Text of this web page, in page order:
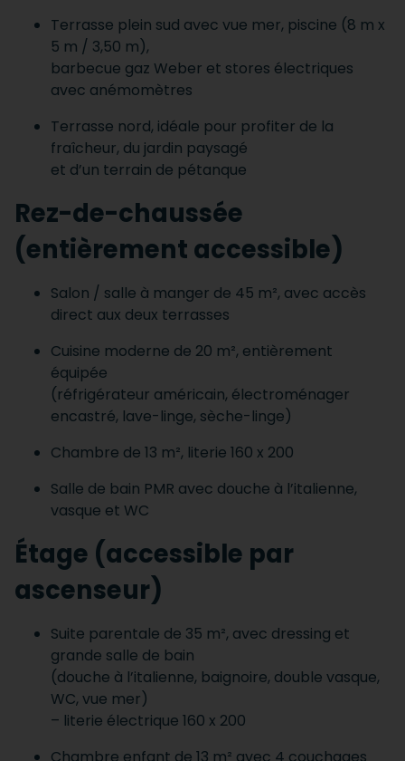
Terrasse plein sud avec vue mer, piscine (8 m x
5 m / 3,50 m),
barbecue gaz Weber et stores électriques
avec anémomètres
Terrasse nord, idéale pour profiter de la
fraîcheur, du jardin paysagé
et d’un terrain de pétanque
Rez-de-chaussée
(entièrement accessible)
Salon / salle à manger de 45 m², avec accès
direct aux deux terrasses
Cuisine moderne de 20 m², entièrement
équipée
(réfrigérateur américain, électroménager
encastré, lave-linge, sèche-linge)
Chambre de 13 m², literie 160 x 200
Salle de bain PMR avec douche à l’italienne,
vasque et WC
Étage (accessible par
ascenseur)
Suite parentale de 35 m², avec dressing et
grande salle de bain
(douche à l’italienne, baignoire, double vasque,
WC, vue mer)
– literie électrique 160 x 200